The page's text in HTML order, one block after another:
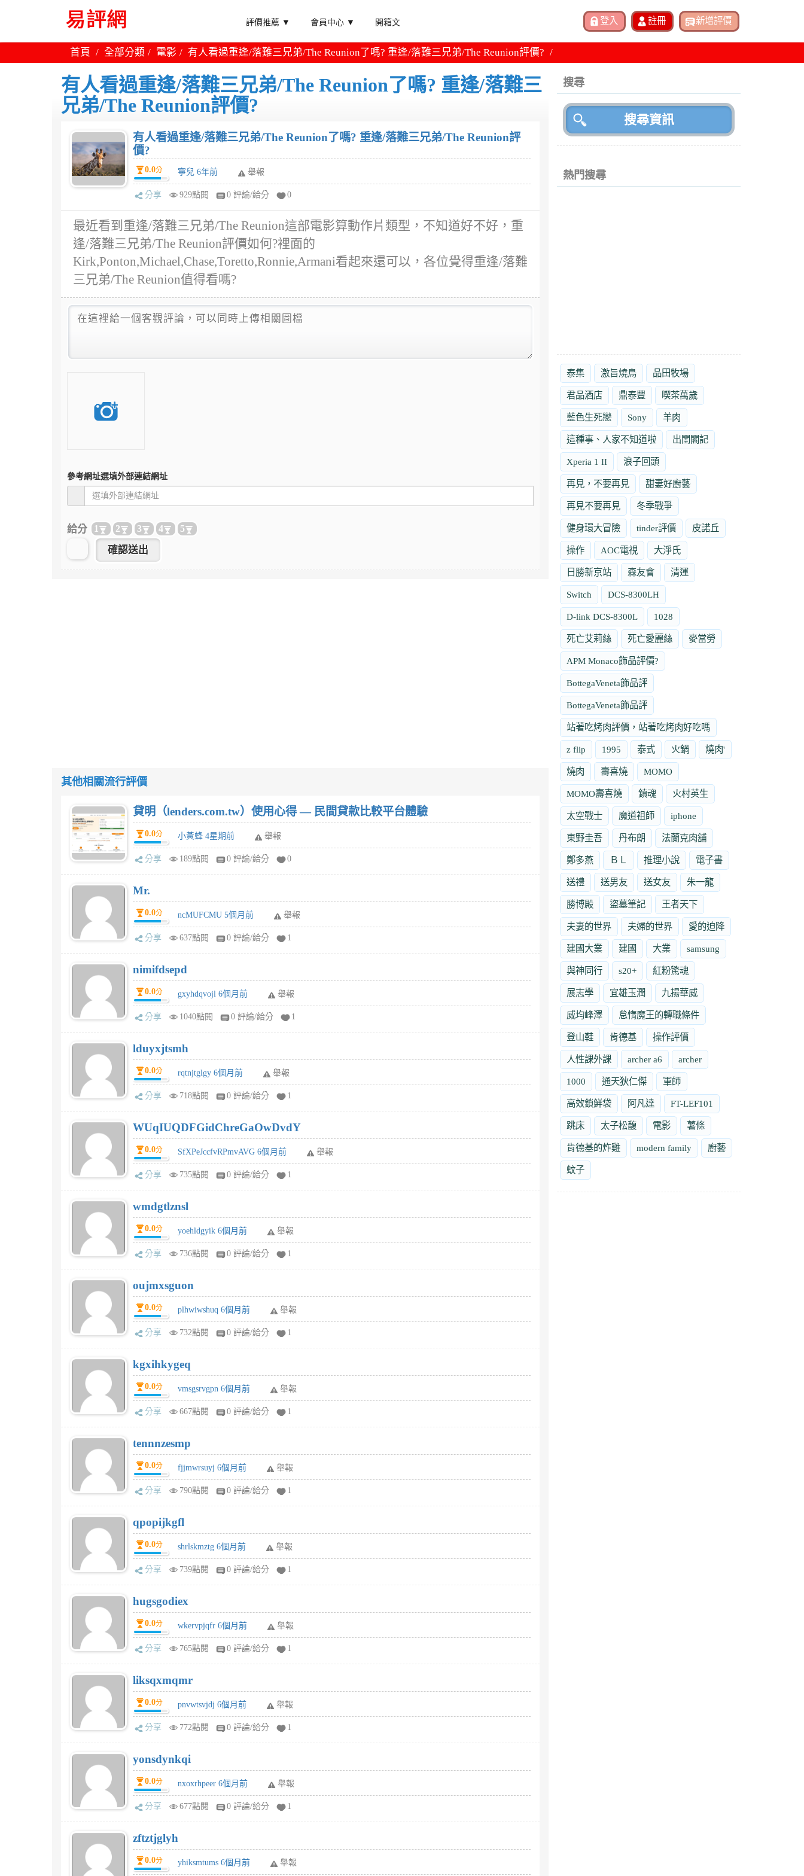
評價推薦 ▼ 會員中心 ▼ 開箱文
首頁 全部分類 電影 有人看過重逢/落難三兄弟/The Reunion了嗎? 重逢/落難三兄弟/The Reunion評價?
有人看過重逢/落難三兄弟/The Reunion了嗎? 重逢/落難三
兄弟/The Reunion評價?
有人看過重逢/落難三兄弟/The Reunion了嗎? 重逢/落難三兄弟/The Reunion評
價?
0.0分 寧兒 6年前 舉報
分享 929點閱 0 評論/給分 0
最近看到重逢/落難三兄弟/The Reunion這部電影算動作片類型，不知道好不好，重
逢/落難三兄弟/The Reunion評價如何?裡面的
Kirk,Ponton,Michael,Chase,Toretto,Ronnie,Armani看起來還可以，各位覺得重逢/落難
三兄弟/The Reunion值得看嗎?
參考網址選填外部連結網址
給分 1 2 3 4 5
其他相關流行評價
貸明（lenders.com.tw）使用心得 — 民間貸款比較平台體驗
0.0分 小黃蜂 4星期前 舉報
分享 189點閱 0 評論/給分 0
Mr.
0.0分 ncMUFCMU 5個月前 舉報
分享 637點閱 0 評論/給分 1
nimifdsepd
0.0分 gxyhdqvojl 6個月前 舉報
分享 1040點閱 0 評論/給分 1
lduyxjtsmh
0.0分 rqtnjtglgy 6個月前 舉報
分享 718點閱 0 評論/給分 1
WUqIUQDFGidChreGaOwDvdY
0.0分 SfXPeJccfvRPmvAVG 6個月前 舉報
分享 735點閱 0 評論/給分 1
wmdgtlznsl
0.0分 yoehldgyik 6個月前 舉報
分享 736點閱 0 評論/給分 1
oujmxsguon
0.0分 plhwiwshuq 6個月前 舉報
分享 732點閱 0 評論/給分 1
kgxihkygeq
0.0分 vmsgsrvgpn 6個月前 舉報
分享 667點閱 0 評論/給分 1
tennnzesmp
0.0分 fjjmwrsuyj 6個月前 舉報
分享 790點閱 0 評論/給分 1
qpopijkgfl
0.0分 shrlskmztg 6個月前 舉報
分享 739點閱 0 評論/給分 1
hugsgodiex
0.0分 wkervpjqfr 6個月前 舉報
分享 765點閱 0 評論/給分 1
liksqxmqmr
0.0分 pnvwtsvjdj 6個月前 舉報
分享 772點閱 0 評論/給分 1
yonsdynkqi
0.0分 nxoxrhpeer 6個月前 舉報
分享 677點閱 0 評論/給分 1
zftztjglyh
0.0分 yhiksmtums 6個月前 舉報
搜尋
熱門搜尋
泰集 激旨燒鳥 品田牧場
君品酒店 鼎泰豐 喫茶萬歲
藍色生死戀 Sony 羊肉
這種事、人家不知道啦 出閨閣記
Xperia 1 II 浪子回頭
再見，不要再見 甜妻好廚藝
再見不要再見 冬季戰爭
健身環大冒險 tinder評價 皮諾丘
操作 AOC電視 大淨氏
日勝新京站 森友會 清運
Switch DCS-8300LH
D-link DCS-8300L 1028
死亡艾莉絲 死亡愛麗絲 麥當勞
APM Monaco飾品評價?
BottegaVeneta飾品評
BottegaVeneta飾品評
站著吃烤肉評價，站著吃烤肉好吃嗎
z flip 1995 泰式 火鍋 燒肉'
燒肉 壽喜燒 MOMO
MOMO壽喜燒 鎮魂 火村英生
太空戰士 魔道祖師 iphone
東野圭吾 丹布朗 法蘭克肉舖
鄭多燕 ＢＬ 推理小說 電子書
送禮 送男友 送女友 朱一龍
勝博殿 盜墓筆記 王者天下
夫妻的世界 夫婦的世界 愛的迫降
建國大業 建國 大業 samsung
與神同行 s20+ 紅粉驚魂
展志學 宜雄玉潤 九揚華威
威均峰澤 怠惰魔王的轉職條件
登山鞋 肯德基 操作評價
人性課外課 archer a6 archer
1000 通天狄仁傑 軍師
高效鎖鮮袋 阿凡達 FT-LEF101
跳床 太子松馥 電影 薯條
肯德基的炸雞 modern family 廚藝
蚊子